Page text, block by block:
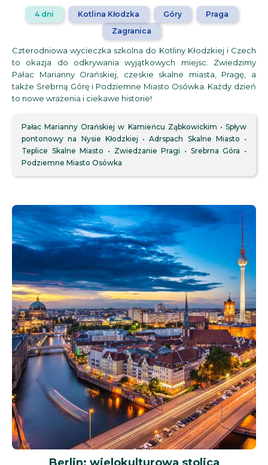
4 dni Kotlina Kłodzka Góry
Praga
Zagranica
Czterodniowa wycieczka szkolna do Kotliny Kłodzkiej i Czech
to okazja do odkrywania wyjątkowych miejsc. Zwiedzimy
Pałac Marianny Orańskiej, czeskie skalne miasta, Pragę, a
także Srebrną Górę i Podziemne Miasto Osówka. Każdy dzień
to nowe wrażenia i ciekawe historie!
Pałac Marianny Orańskiej w Kamieńcu Ząbkowickim
Spływ
pontonowy na Nysie Kłodzkiej
Adrspach Skalne Miasto
Teplice Skalne Miasto
Zwiedzanie Pragi
Srebrna Góra
Podziemne Miasto Osówka